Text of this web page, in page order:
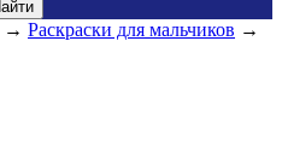
→ Раскраски для мальчиков →